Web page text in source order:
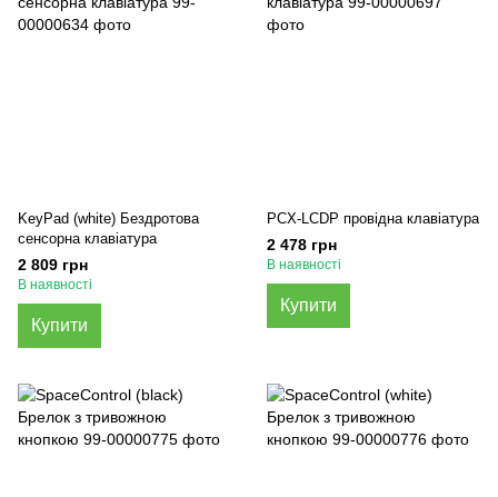
KeyPad (white) Бездротова
сенсорна клавіатура
2 809 грн
В наявності
Купити
PCX-LCDP провідна клавіатура
2 478 грн
В наявності
Купити